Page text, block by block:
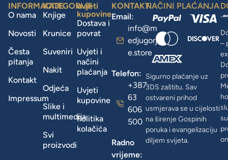
INFORMACIJE
O nama
Novosti
Česta
pitanja
Kontakt
Impressum
KATEGORIJE
Knjige
Krunice
Suveniri
Nakit
Odjeća
Slike i
multimedija
Svi
proizvodi
uvjeti
kupovine
Dostava i
povrat
Uvjeti i
načini
plaćanja
Uvjeti
kupovine
Politika
kolačića
KONTAKT
Email:
info@m
edjugorj
e.store
Telefon:
+387
63
606
500
Radno
vrijeme:
NAČINI PLAĆANJA
Sigurno plaćanje uz
3DS zaštitu. Sav
ostvareni prihod
usmjerava se u cijelosti
na širenje Gospinih
poruka i evangelizaciju
diljem svijeta.
–